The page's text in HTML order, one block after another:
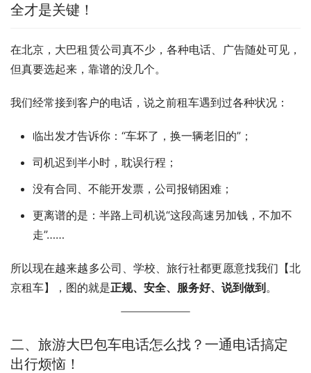
全才是关键！
在北京，大巴租赁公司真不少，各种电话、广告随处可见，
但真要选起来，靠谱的没几个。
我们经常接到客户的电话，说之前租车遇到过各种状况：
临出发才告诉你：“车坏了，换一辆老旧的”；
司机迟到半小时，耽误行程；
没有合同、不能开发票，公司报销困难；
更离谱的是：半路上司机说“这段高速另加钱，不加不
走”……
所以现在越来越多公司、学校、旅行社都更愿意找我们【北
京租车】，图的就是正规、安全、服务好、说到做到。
二、旅游大巴包车电话怎么找？一通电话搞定
出行烦恼！